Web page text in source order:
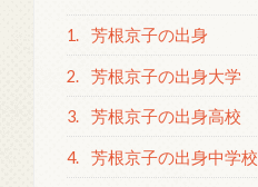
1. 芳根京子の出身
2. 芳根京子の出身大学
3. 芳根京子の出身高校
4. 芳根京子の出身中学校